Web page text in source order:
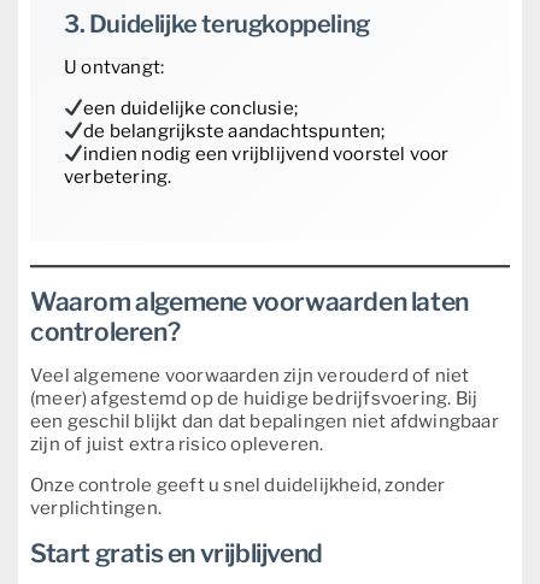
3. Duidelijke terugkoppeling
U ontvangt:
een duidelijke conclusie;
de belangrijkste aandachtspunten;
indien nodig een vrijblijvend voorstel voor
verbetering.
Waarom algemene voorwaarden laten
controleren?
Veel algemene voorwaarden zijn verouderd of niet
(meer) afgestemd op de huidige bedrijfsvoering. Bij
een geschil blijkt dan dat bepalingen niet afdwingbaar
zijn of juist extra risico opleveren.
Onze controle geeft u snel duidelijkheid, zonder
verplichtingen.
Start gratis en vrijblijvend